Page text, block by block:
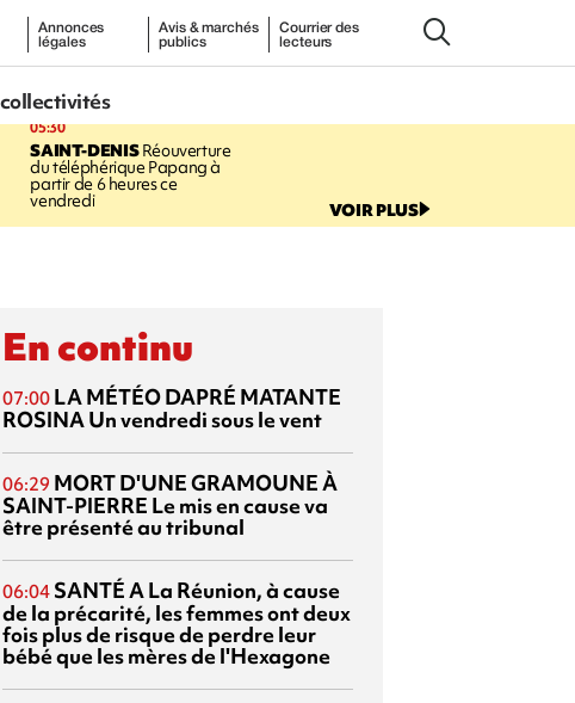
Annonces
légales
Avis & marchés
publics
Courrier des
lecteurs
collectivités
05:30
SAINT-DENISRéouverture
du téléphérique Papang à
partir de 6 heures ce
vendredi VOIR PLUS
En continu
07:00 LA MÉTÉO DAPRÉ MATANTE
ROSINAUn vendredi sous le vent
06:29 MORT D'UNE GRAMOUNE À
SAINT-PIERRE Le mis en cause va
être présenté au tribunal
06:04 SANTÉA La Réunion, à cause
de la précarité, les femmes ont deux
fois plus de risque de perdre leur
bébé que les mères de l'Hexagone